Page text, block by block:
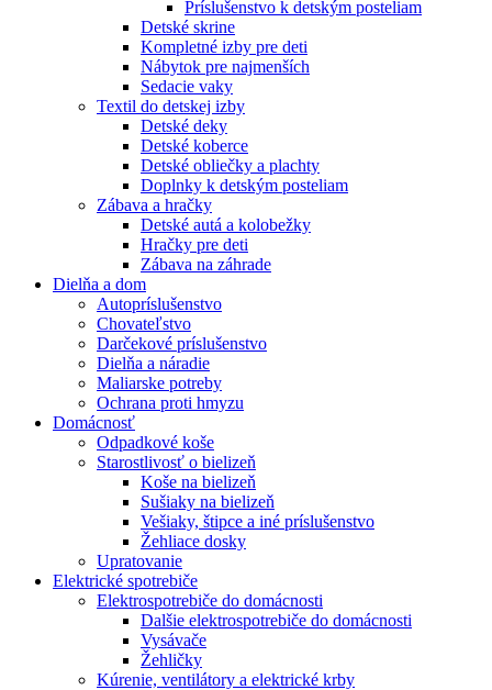
Príslušenstvo k detským posteliam
Detské skrine
Kompletné izby pre deti
Nábytok pre najmenších
Sedacie vaky
Textil do detskej izby
Detské deky
Detské koberce
Detské obliečky a plachty
Doplnky k detským posteliam
Zábava a hračky
Detské autá a kolobežky
Hračky pre deti
Zábava na záhrade
Dielňa a dom
Autopríslušenstvo
Chovateľstvo
Darčekové príslušenstvo
Dielňa a náradie
Maliarske potreby
Ochrana proti hmyzu
Domácnosť
Odpadkové koše
Starostlivosť o bielizeň
Koše na bielizeň
Sušiaky na bielizeň
Vešiaky, štipce a iné príslušenstvo
Žehliace dosky
Upratovanie
Elektrické spotrebiče
Elektrospotrebiče do domácnosti
Dalšie elektrospotrebiče do domácnosti
Vysávače
Žehličky
Kúrenie, ventilátory a elektrické krby